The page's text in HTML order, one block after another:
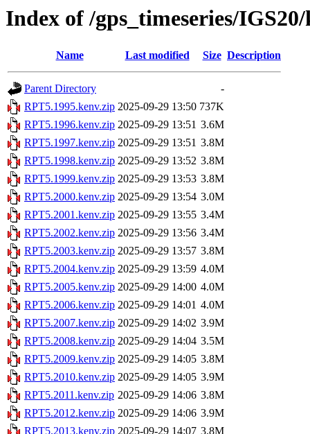
Index of /gps_timeseries/
Name Last modified Size Description
Parent Directory
-
RPT5.1995.kenv.zip 2025-09-29 13:50 737K
RPT5.1996.kenv.zip 2025-09-29 13:51 3.6M
RPT5.1997.kenv.zip 2025-09-29 13:51 3.8M
RPT5.1998.kenv.zip 2025-09-29 13:52 3.8M
RPT5.1999.kenv.zip 2025-09-29 13:53 3.8M
RPT5.2000.kenv.zip 2025-09-29 13:54 3.0M
RPT5.2001.kenv.zip 2025-09-29 13:55 3.4M
RPT5.2002.kenv.zip 2025-09-29 13:56 3.4M
RPT5.2003.kenv.zip 2025-09-29 13:57 3.8M
RPT5.2004.kenv.zip 2025-09-29 13:59 4.0M
RPT5.2005.kenv.zip 2025-09-29 14:00 4.0M
RPT5.2006.kenv.zip 2025-09-29 14:01 4.0M
RPT5.2007.kenv.zip 2025-09-29 14:02 3.9M
RPT5.2008.kenv.zip 2025-09-29 14:04 3.5M
RPT5.2009.kenv.zip 2025-09-29 14:05 3.8M
RPT5.2010.kenv.zip 2025-09-29 14:05 3.9M
RPT5.2011.kenv.zip 2025-09-29 14:06 3.8M
RPT5.2012.kenv.zip 2025-09-29 14:06 3.9M
RPT5.2013.kenv.zip 2025-09-29 14:07 3.8M